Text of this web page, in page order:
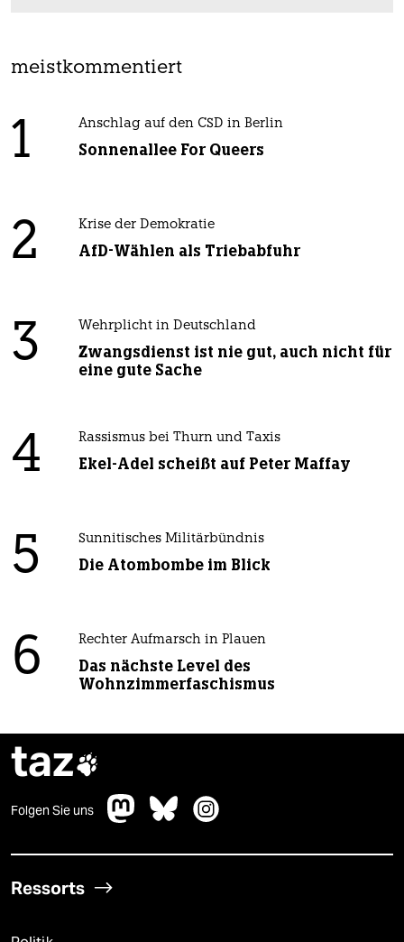
meistkommentiert
1 Anschlag auf den CSD in Berlin
Sonnenallee For Queers
2 Krise der Demokratie
AfD-Wählen als Triebabfuhr
3 Wehrplicht in Deutschland
Zwangsdienst ist nie gut, auch nicht für
eine gute Sache
4 Rassismus bei Thurn und Taxis
Ekel-Adel scheißt auf Peter Maffay
5 Sunnitisches Militärbündnis
Die Atombombe im Blick
6 Rechter Aufmarsch in Plauen
Das nächste Level des
Wohnzimmerfaschismus
taz
Folgen Sie uns
Ressorts